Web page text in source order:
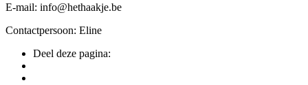
E-mail: info@hethaakje.be
Contactpersoon: Eline
Deel deze pagina: